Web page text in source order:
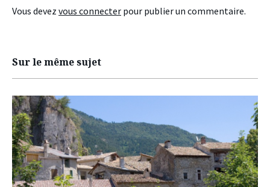
Vous devez vous connecter pour publier un commentaire.
Sur le même sujet